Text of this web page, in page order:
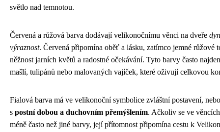
světlo nad temnotou.
Červená a růžová barva dodávají velikonočnímu věnci na dveře
výraznost. Červená připomína oběť a lásku, zatímco jemné růžové
něžnost jarních květů a radostné očekávání. Tyto barvy často
mašlí, tulipánů nebo malovaných vajíček, které oživují celkovou
Fialová barva má ve velikonoční symbolice zvláštní postavení,
s postní dobou a duchovním přemýšlením. Ačkoliv se ve
méně často než jiné barvy, její přítomnost připomína cestu k